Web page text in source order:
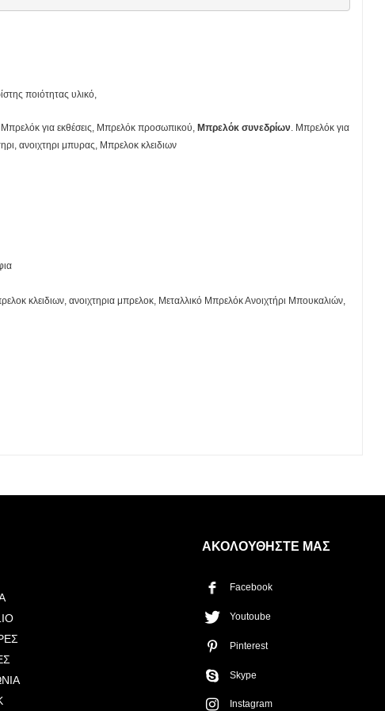
ποιότητας υλικό,
Μπρελόκ για εκθέσεις, Μπρελόκ προσωπικού, Μπρελόκ συνεδρίων. Μπρελόκ για
ανοιχτηρι μπυρας, Μπρελοκ κλειδιων
κλειδιων, ανοιχτηρια μπρελοκ, Μεταλλικό Μπρελόκ Ανοιχτήρι Μπουκαλιών,
ΑΚΟΛΟΥΘΗΣΤΕ ΜΑΣ
Facebook
Youtoube
Pinterest
Skype
Instagram
πατήστε Προσθήκη για να ξεκινήσετε.
Αποστολή